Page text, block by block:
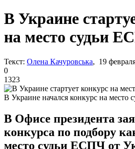
В Украине
на место судьи
Текст: Олена Качуровська, 19
0
1323
В Украине начался конкурс на место
В Офисе президента
конкурса по подбору
место судьи ЕСПЧ от